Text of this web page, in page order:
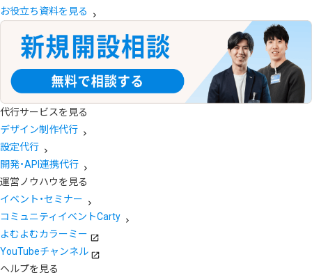
お役立ち資料を見る
代行サービスを見る
デザイン制作代行
設定代行
開発・API連携代行
運営ノウハウを見る
イベント・セミナー
コミュニティイベントCarty
よむよむカラーミー
YouTubeチャンネル
ヘルプを見る